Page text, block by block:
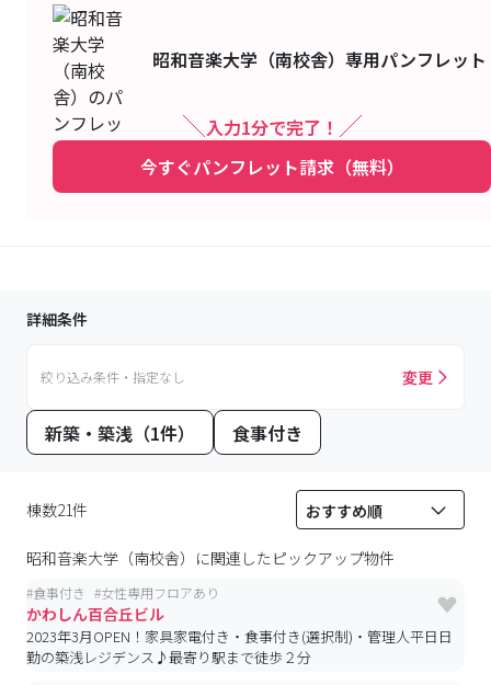
昭和音楽大学（南校舎） 専用パンフレット
入力1分で完了！
今すぐパンフレット請求（無料）
詳細条件
絞り込み条件・指定なし 変更
新築・築浅（1件） 食事付き
棟数21件
昭和音楽大学（南校舎） に関連したピックアップ物件
#食事付き #女性専用フロアあり
かわしん百合丘ビル
2023年3月OPEN！家具家電付き・食事付き(選択制)・管理人平日日
勤の築浅レジデンス♪最寄り駅まで徒歩２分